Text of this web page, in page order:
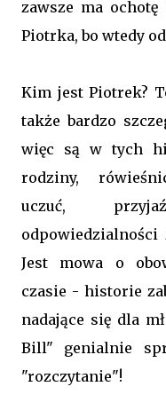
zawsze ma
Piotrka, bo wtedy
Kim jest Piotrek?
także bardzo
więc są w tych
rodziny,
uczuć,
Jest mowa o
czasie - historie
nadające się dla
Bill" genialnie
"rozczytanie"!